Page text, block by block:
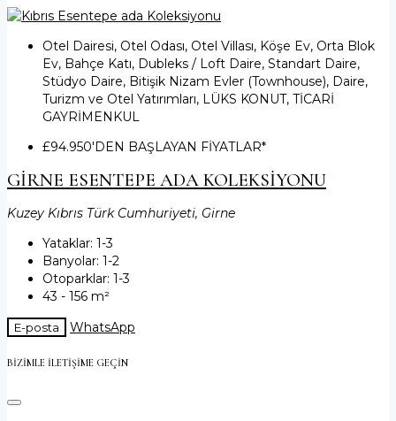
Otel Dairesi, Otel Odası, Otel Villası, Köşe Ev, Orta Blok
Ev, Bahçe Katı, Dubleks / Loft Daire, Standart Daire,
Stüdyo Daire, Bitişik Nizam Evler (Townhouse), Daire,
Turizm ve Otel Yatırımları, LÜKS KONUT, TİCARİ
GAYRİMENKUL
£94.950'DEN BAŞLAYAN FİYATLAR*
GİRNE ESENTEPE ADA KOLEKSİYONU
Kuzey Kıbrıs Türk Cumhuriyeti, Girne
Yataklar: 1-3
Banyolar: 1-2
Otoparklar: 1-3
43 - 156 m²
E-posta WhatsApp
BIZIMLE ILETIŞIME GEÇIN